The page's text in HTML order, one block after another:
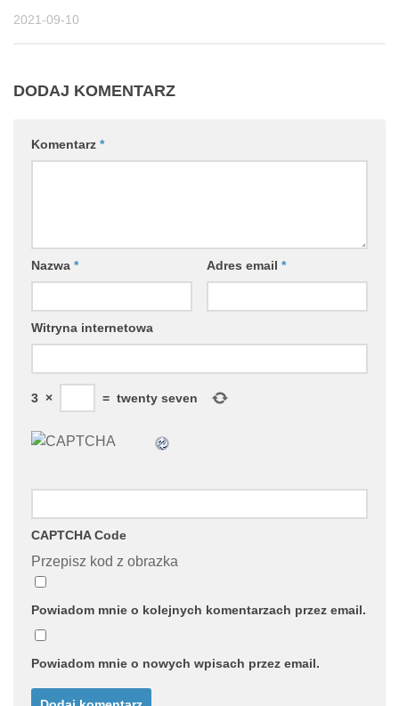
2021-09-10
DODAJ KOMENTARZ
Komentarz *
Nazwa * Adres email *
Witryna internetowa
3 × = twenty seven
CAPTCHA Code
Przepisz kod z obrazka
Powiadom mnie o kolejnych komentarzach przez email.
Powiadom mnie o nowych wpisach przez email.